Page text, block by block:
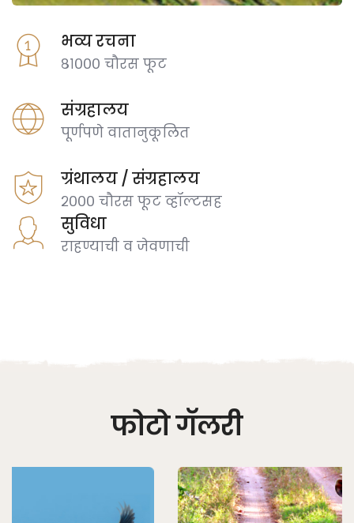
भव्य रचना
८१००० चौरस फूट
संग्रहालय
पूर्णपणे वातानुकूलित
ग्रंथालय / संग्रहालय
२००० चौरस फूट व्हॉल्टसह
सुविधा
राहण्याची व जेवणाची
फोटो गॅलरी